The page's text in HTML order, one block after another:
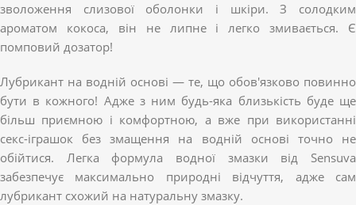
зволоження слизової оболонки і шкіри. З солодким
ароматом кокоса, він не липне і легко змивається. Є
помповий дозатор!
Лубрикант на водній основі — те, що обов'язково повинно
бути в кожного! Адже з ним будь-яка близькість буде ще
більш приємною і комфортною, а вже при використанні
секс-іграшок без змащення на водній основі точно не
обійтися. Легка формула водної змазки від Sensuva
забезпечує максимально природні відчуття, адже сам
лубрикант схожий на натуральну змазку.